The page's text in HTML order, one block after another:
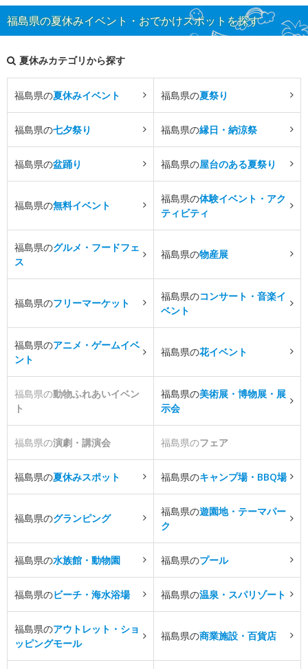
福島県の夏休みイベント・おでかけスポットを探す
夏休みカテゴリから探す
福島県の夏休みイベント 福島県の夏祭り
福島県の七夕祭り 福島県の縁日・納涼祭
福島県の盆踊り 福島県の屋台のある夏祭り
福島県の無料イベント
福島県の体験イベント・アク
ティビティ
福島県のグルメ・フードフェ
ス
福島県の物産展
福島県のフリーマーケット
福島県のコンサート・音楽イ
ベント
福島県のアニメ・ゲームイベ
ント
福島県の花イベント
福島県の動物ふれあいイベン
ト
福島県の美術展・博物展・展
示会
福島県の演劇・講演会 福島県のフェア
福島県の夏休みスポット 福島県のキャンプ場・BBQ場
福島県のグランピング
福島県の遊園地・テーマパー
ク
福島県の水族館・動物園 福島県のプール
福島県のビーチ・海水浴場 福島県の温泉・スパリゾート
福島県のアウトレット・ショ
ッピングモール
福島県の商業施設・百貨店